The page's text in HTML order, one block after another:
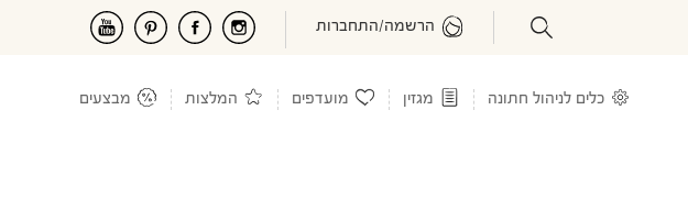
הרשמה/התחברות
כלים לניהול חתונה מגזין מועדפים המלצות מבצעים